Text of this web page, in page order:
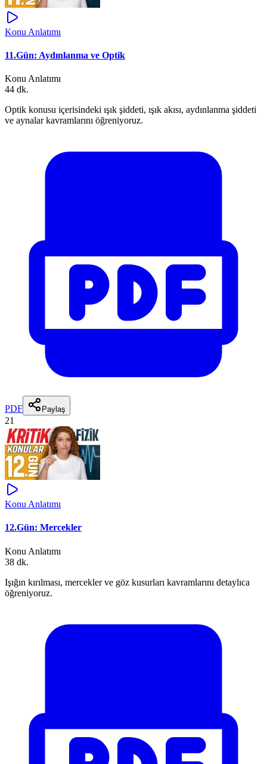
Konu Anlatımı
11.Gün: Aydınlanma ve Optik
Konu Anlatımı
44 dk.
Optik konusu içerisindeki ışık şiddeti, ışık akısı, aydınlanma şiddeti
ve aynalar kavramlarını öğreniyoruz.
PDF Paylaş
21
Konu Anlatımı
12.Gün: Mercekler
Konu Anlatımı
38 dk.
Işığın kırılması, mercekler ve göz kusurları kavramlarını detaylıca
öğreniyoruz.